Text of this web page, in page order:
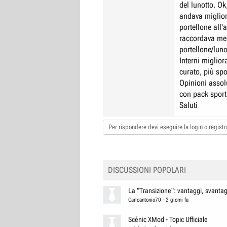
del lunotto.
andava
portellone
raccordava
portellone/
Interni
curato, più
Opinioni
con pack
Saluti
Per rispondere devi eseguire la login o
DISCUSSIONI POPOLARI
La "Transizione": vantaggi,
Carloantonio70 - 2 giorni fa
Scénic XMod - Topic Ufficiale